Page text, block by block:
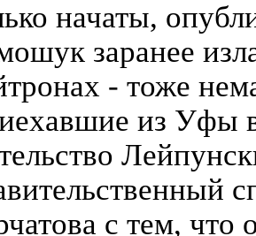
начаты,
заранее
- тоже
из Уфы
с тем, что